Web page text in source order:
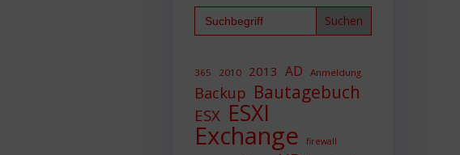
Search
for:
365 2010 2013 AD Anmeldung
Backup Bautagebuch
ESX ESXI
Exchange firewall